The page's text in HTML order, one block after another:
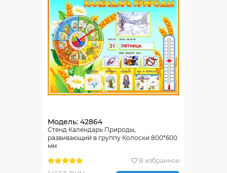
Модель: 42864
Стенд Календарь Природы,
развивающий в группу Колоски 800*600
мм
В избранное